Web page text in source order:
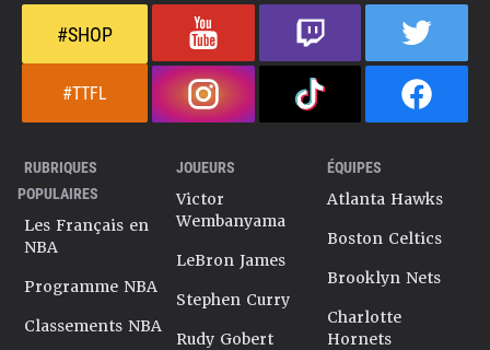
#SHOP
#TTFL
RUBRIQUES
POPULAIRES
Les Français en
NBA
Programme NBA
Classements NBA
JOUEURS
Victor
Wembanyama
LeBron James
Stephen Curry
Rudy Gobert
ÉQUIPES
Atlanta Hawks
Boston Celtics
Brooklyn Nets
Charlotte
Hornets